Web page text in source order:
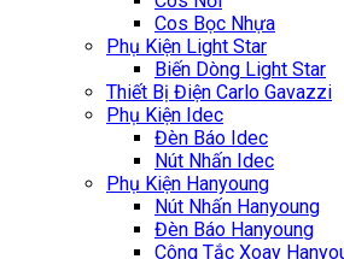
Cos Bọc Nhựa
Phụ Kiện Light Star
Biến Dòng Light Star
Thiết Bị Điện Carlo Gavazzi
Phụ Kiện Idec
Đèn Báo Idec
Nút Nhấn Idec
Phụ Kiện Hanyoung
Nút Nhấn Hanyoung
Đèn Báo Hanyoung
Công Tắc Xoay